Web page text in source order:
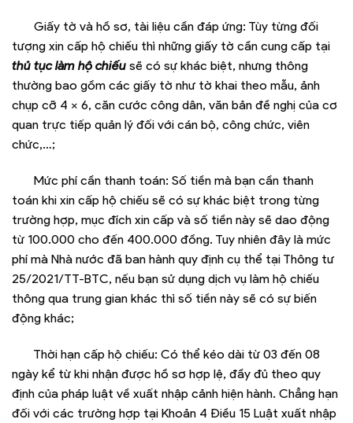
Giấy tờ và hồ sơ, tài liệu cần đáp ứng: Tùy từng đối
tượng xin cấp hộ chiếu thì những giấy tờ cần cung cấp tại
thủ tục làm hộ chiếu sẽ có sự khác biệt, nhưng thông
thường bao gồm các giấy tờ như tờ khai theo mẫu, ảnh
chụp cỡ 4 x 6, căn cước công dân, văn bản đề nghị của cơ
quan trực tiếp quản lý đối với cán bộ, công chức, viên
chức,…;
Mức phí cần thanh toán: Số tiền mà bạn cần thanh
toán khi xin cấp hộ chiếu sẽ có sự khác biệt trong từng
trường hợp, mục đích xin cấp và số tiền này sẽ dao động
từ 100.000 cho đến 400.000 đồng. Tuy nhiên đây là mức
phí mà Nhà nước đã ban hành quy định cụ thể tại Thông tư
25/2021/TT-BTC, nếu bạn sử dụng dịch vụ làm hộ chiếu
thông qua trung gian khác thì số tiền này sẽ có sự biến
động khác;
Thời hạn cấp hộ chiếu: Có thể kéo dài từ 03 đến 08
ngày kể từ khi nhận được hồ sơ hợp lệ, đầy đủ theo quy
định của pháp luật về xuất nhập cảnh hiện hành. Chẳng hạn
đối với các trường hợp tại Khoản 4 Điều 15 Luật xuất nhập